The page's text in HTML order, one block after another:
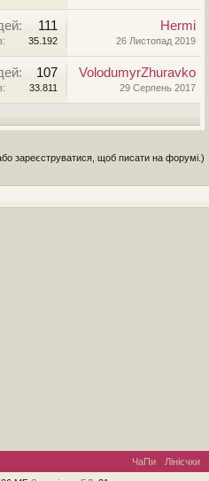
111
35.192
Hermi
26 Листопад 2019
107
33.811
VolodumyrZhuravko
29 Серпень 2017
зареєструватися, щоб писати на форумі.)
ЧаПи Лінієчки